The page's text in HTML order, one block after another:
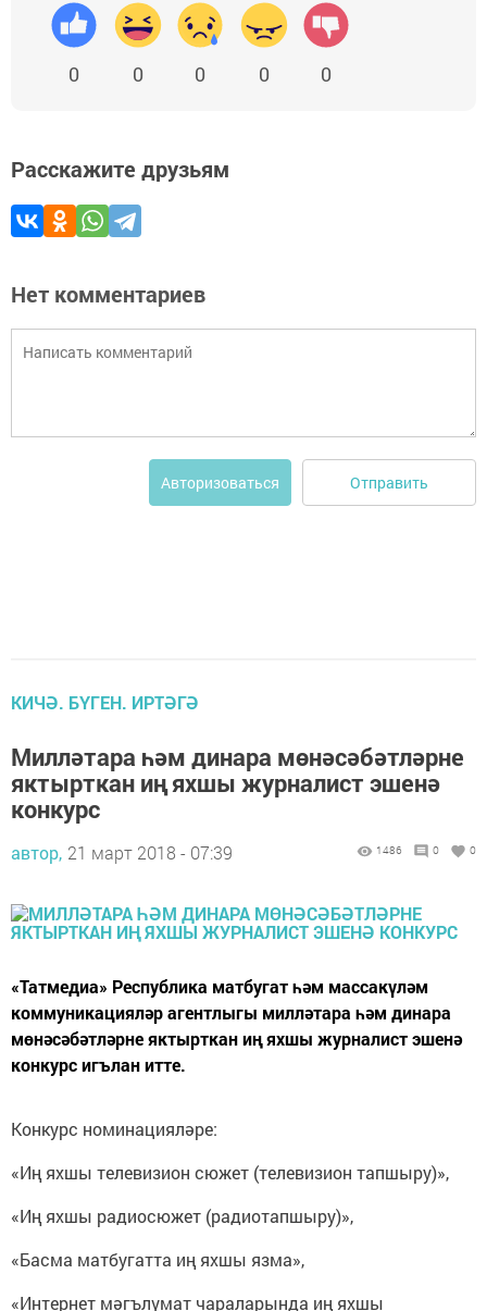
0 0 0 0 0
Расскажите друзьям
Нет комментариев
Авторизоваться Отправить
КИЧӘ. БҮГЕН. ИРТӘГӘ
Милләтара һәм динара мөнәсәбәтләрне
яктырткан иң яхшы журналист эшенә
конкурс
автор, 21 март 2018 - 07:39 1486 0 0
«Татмедиа» Республика матбугат һәм массакүләм
коммуникацияләр агентлыгы милләтара һәм динара
мөнәсәбәтләрне яктырткан иң яхшы журналист эшенә
конкурс игълан итте.
Конкурс номинацияләре:
«Иң яхшы телевизион сюжет (телевизион тапшыру)»,
«Иң яхшы радиосюжет (радиотапшыру)»,
«Басма матбугатта иң яхшы язма»,
«Интернет мәгълүмат чараларында иң яхшы